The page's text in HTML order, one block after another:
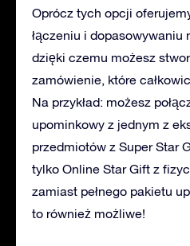
Oprócz tych opcji
łączeniu i dopasowywaniu
dzięki czemu możesz
zamówienie, które
Na przykład: możesz
upominkowy z jednym z
przedmiotów z Super Star
tylko Online Star Gift z
zamiast pełnego pakietu
to również możliwe!